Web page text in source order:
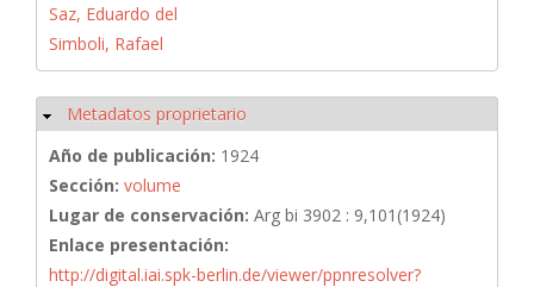
Saz, Eduardo del
Simboli, Rafael
Ocultar
Metadatos proprietario
Año de publicación: 1924
Sección: volume
Lugar de conservación: Arg bi 3902 : 9,101(1924)
Enlace presentación:
http://digital.iai.spk-berlin.de/viewer/ppnresolver?